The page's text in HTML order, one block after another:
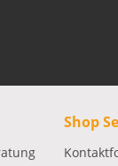
Shop